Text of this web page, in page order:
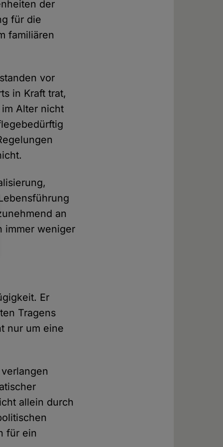
der
für die
familiären
vor
in Kraft trat,
Alter nicht
an
immer weniger
Er
Tragens
nur um eine
allein durch
für ein